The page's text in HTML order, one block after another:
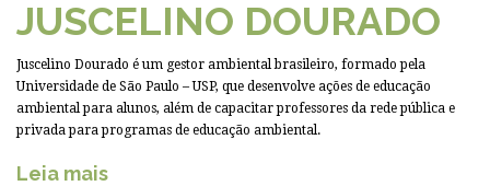
JUSCELINO DOURADO
Juscelino Dourado é um gestor ambiental brasileiro, formado pela
Universidade de São Paulo – USP, que desenvolve ações de educação
ambiental para alunos, além de capacitar professores da rede pública e
privada para programas de educação ambiental.
Leia mais